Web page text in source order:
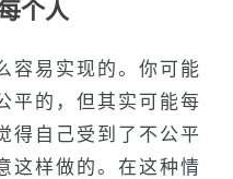
个人
容易实现的。你可能
平的，但其实可能每
得自己受到了不公平
这样做的。在这种情